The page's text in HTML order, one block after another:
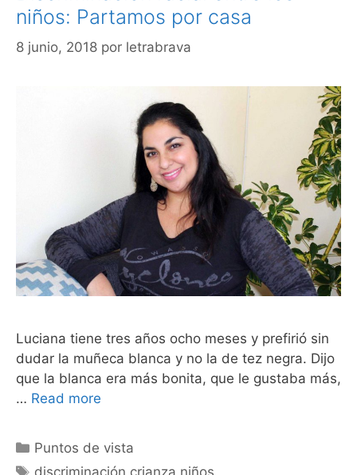
niños: Partamos por casa
8 junio, 2018 por letrabrava
Luciana tiene tres años ocho meses y prefirió sin
dudar la muñeca blanca y no la de tez negra. Dijo
que la blanca era más bonita, que le gustaba más,
… Read more
Puntos de vista